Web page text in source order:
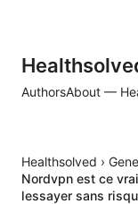
AuthorsAbout —
Healthsolved ›
Nordvpn est ce
lessayer sans